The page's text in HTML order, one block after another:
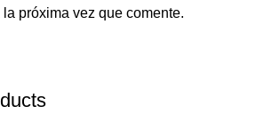
próxima vez que comente.